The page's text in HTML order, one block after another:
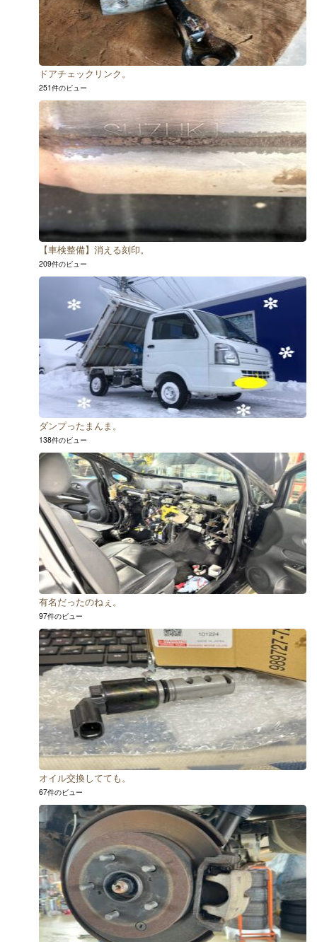
ドアチェックリンク。
251件のビュー
【車検整備】消える刻印。
209件のビュー
ダンプったまんま。
138件のビュー
有名だったのねぇ。
97件のビュー
オイル交換してても。
67件のビュー